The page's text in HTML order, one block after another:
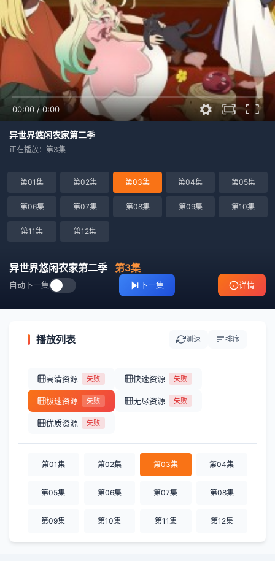
00:00 / 0:00
异世界悠闲农家第二季
正在播放：第3集
第01集 第02集 第03集 第04集 第05集
第06集 第07集 第08集 第09集 第10集
第11集 第12集
异世界悠闲农家第二季 第3集
自动下一集 下一集 详情
播放列表 测速 排序
高清资源 失败 快速资源 失败
极速资源 失败 无尽资源 失败
优质资源 失败
第01集 第02集 第03集 第04集
第05集 第06集 第07集 第08集
第09集 第10集 第11集 第12集